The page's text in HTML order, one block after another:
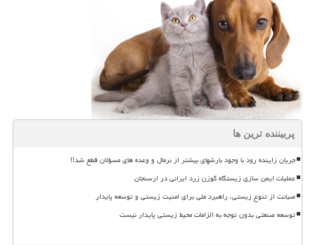
پربیننده ترین ها
جریان زاینده رود با وجود بارشهای بیشتر از نرمال و وعده های مسؤلان قطع شد!!
عملیات ایمن سازی زیستگاه گوزن زرد ایرانی در ارسنجان
صیانت از تنوع زیستی، راهبرد ملی برای امنیت زیستی و توسعه پایدار
توسعه صنعتی بدون توجه به الزامات محیط زیستی پایدار نیست